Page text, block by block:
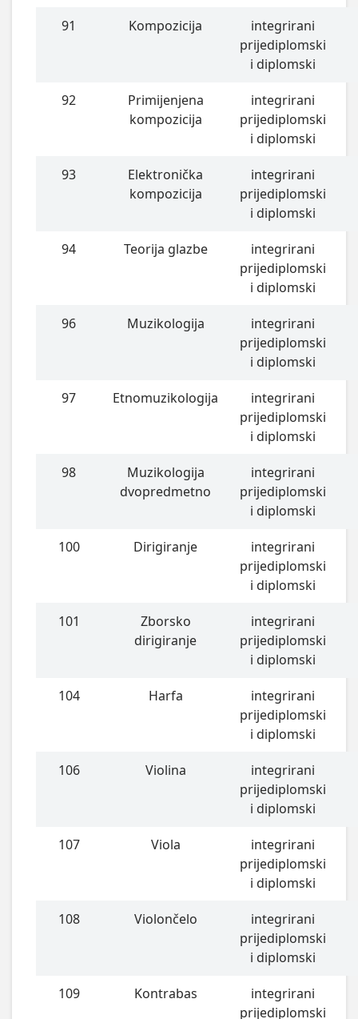
91 Kompozicija
integrirani
prijediplomski
i diplomski
92
Primijenjena
kompozicija
integrirani
prijediplomski
i diplomski
93
Elektronička
kompozicija
integrirani
prijediplomski
i diplomski
94 Teorija glazbe
integrirani
prijediplomski
i diplomski
96 Muzikologija
integrirani
prijediplomski
i diplomski
97 Etnomuzikologija
integrirani
prijediplomski
i diplomski
98
Muzikologija
dvopredmetno
integrirani
prijediplomski
i diplomski
100 Dirigiranje
integrirani
prijediplomski
i diplomski
101
Zborsko
dirigiranje
integrirani
prijediplomski
i diplomski
104 Harfa
integrirani
prijediplomski
i diplomski
106 Violina
integrirani
prijediplomski
i diplomski
107 Viola
integrirani
prijediplomski
i diplomski
108 Violončelo
integrirani
prijediplomski
i diplomski
109 Kontrabas
integrirani
prijediplomski